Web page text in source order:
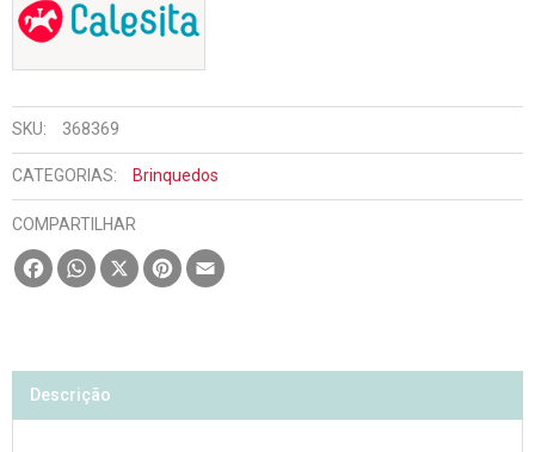
SKU: 368369
CATEGORIAS: Brinquedos
COMPARTILHAR
FacebookWhatsApp
X Pinterest
Descrição